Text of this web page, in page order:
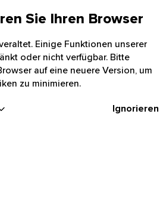
Sie Ihren Browser
Einige Funktionen unserer
oder nicht verfügbar. Bitte
auf eine neuere Version, um
zu minimieren.
Ignorieren